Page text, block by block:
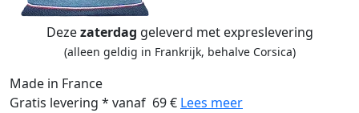
Dezezaterdag geleverd met expreslevering
(alleen geldig in Frankrijk, behalve Corsica)
Made in France
Gratis levering * vanaf 69 € Lees meer